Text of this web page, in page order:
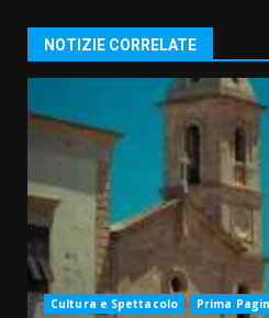
NOTIZIE CORRELATE
Cultura e Spettacolo Prima